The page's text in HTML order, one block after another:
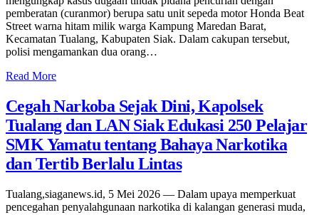
pemberatan (curanmor) berupa satu unit sepeda motor Honda Beat
Street warna hitam milik warga Kampung Maredan Barat,
Kecamatan Tualang, Kabupaten Siak. Dalam cakupan tersebut,
polisi mengamankan dua orang…
Read More
Cegah Narkoba Sejak Dini, Kapolsek
Tualang dan LAN Siak Edukasi 250 Pelajar
SMK Yamatu tentang Bahaya Narkotika
dan Tertib Berlalu Lintas
Tualang,siaganews.id, 5 Mei 2026 — Dalam upaya memperkuat
pencegahan penyalahgunaan narkotika di kalangan generasi muda,